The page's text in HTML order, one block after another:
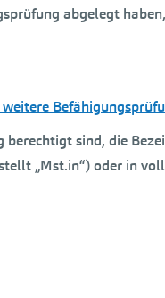
abgelegt
berechtigt sind, die
„Mst.in“) oder in